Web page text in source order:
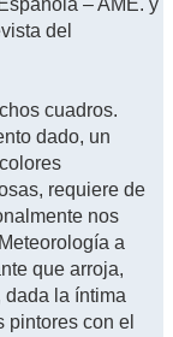
– AME. y
del
cuadros.
dado, un
requiere de
nos
a
que arroja,
dada la íntima
pintores con el